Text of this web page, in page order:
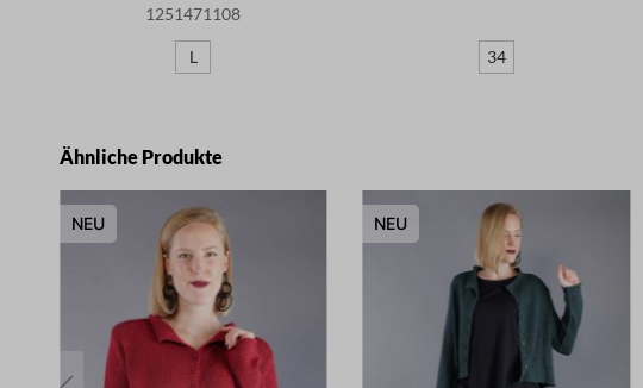
1251471108
L 34
Produktgalerie überspringen
Ähnliche Produkte
NEU NEU